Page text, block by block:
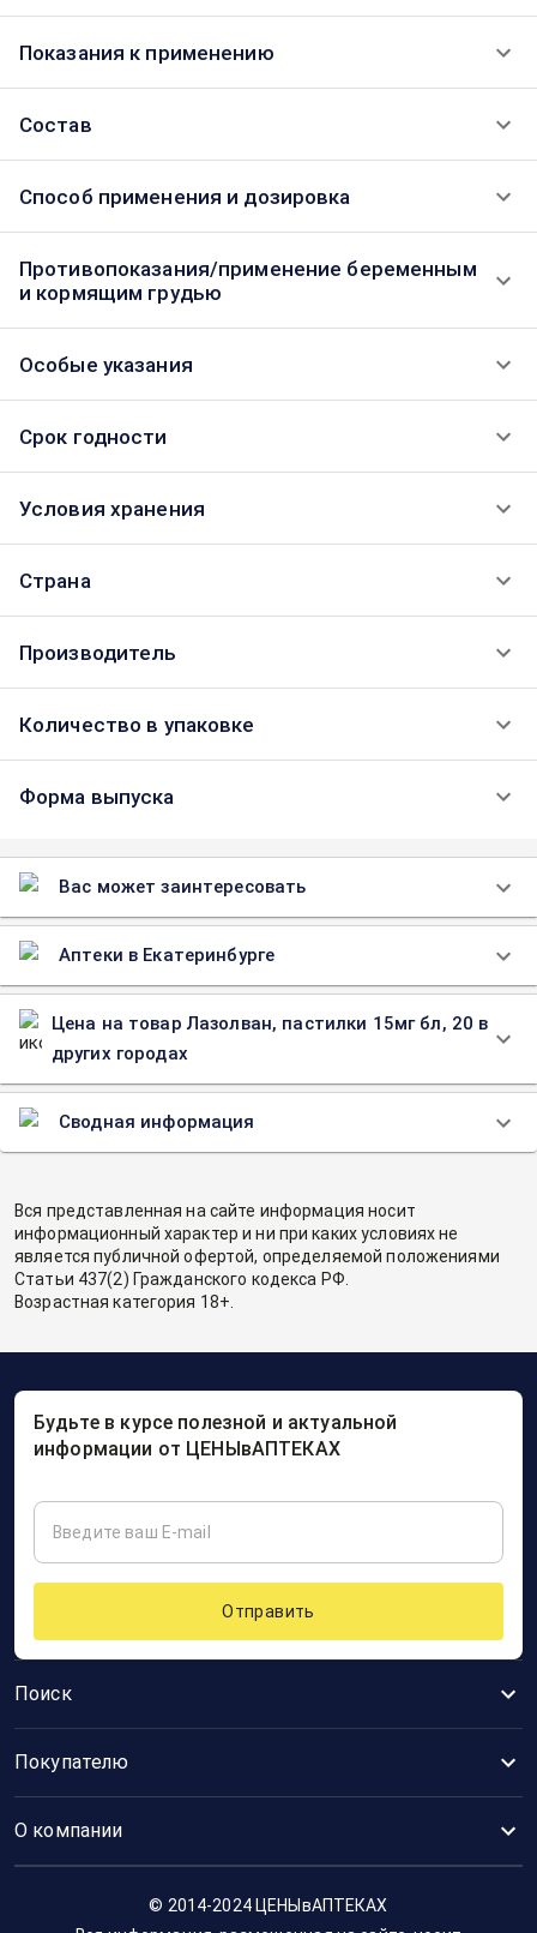
Показания к применению
Состав
Способ применения и дозировка
Противопоказания/применение беременным
и кормящим грудью
Особые указания
Срок годности
Условия хранения
Страна
Производитель
Количество в упаковке
Форма выпуска
Вас может заинтересовать
Аптеки в Екатеринбурге
Цена на товар Лазолван, пастилки 15мг бл, 20 в
других городах
Сводная информация
Вся представленная на сайте информация носит
информационный характер и ни при каких условиях не
является публичной офертой, определяемой положениями
Статьи 437(2) Гражданского кодекса РФ.
Возрастная категория 18+.
Поиск
Покупателю
О компании
Будьте в курсе полезной и актуальной
информации от ЦЕНЫвАПТЕКАХ
Отправить
© 2014-2024 ЦЕНЫвАПТЕКАХ